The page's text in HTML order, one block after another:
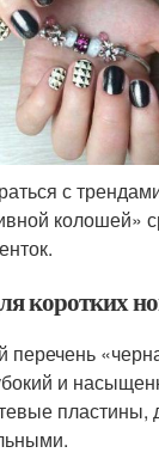
с
колошей»
коротких
перечень
и
пластины,